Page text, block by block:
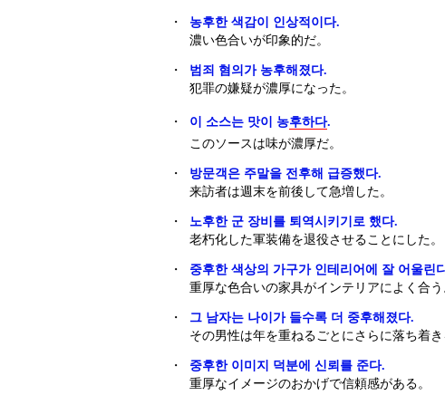
・
농후한 색감이 인상적이다.
濃い色合いが印象的だ。
・
범죄 혐의가 농후해졌다.
犯罪の嫌疑が濃厚になった。
・ 이 소스는 맛이 농후하다.
このソースは味が濃厚だ。
・
방문객은 주말을 전후해 급증했다.
来訪者は週末を前後して急増した。
・
노후한 군 장비를 퇴역시키기로 했다.
老朽化した軍装備を退役させることにした。
・
중후한 색상의 가구가 인테리어에 잘 어울린
重厚な色合いの家具がインテリアによく合う
・
그 남자는 나이가 들수록 더 중후해졌다.
その男性は年を重ねるごとにさらに落ち着き
・
중후한 이미지 덕분에 신뢰를 준다.
重厚なイメージのおかげで信頼感がある。